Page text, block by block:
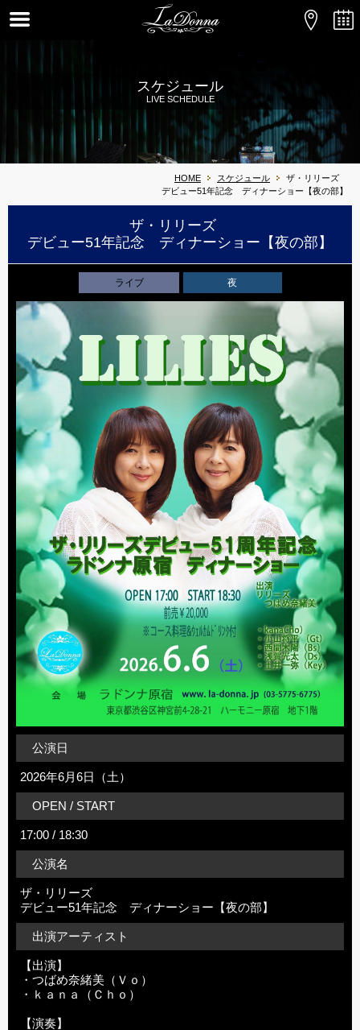
スケジュール
LIVE SCHEDULE
HOME スケジュール
ザ・リリーズ
デビュー51年記念 ディナーショー【夜の部】
ザ・リリーズ
デビュー51年記念 ディナーショー【夜の部】
ライブ 夜
公演日
2026年6月6日（土）
OPEN / START
17:00 / 18:30
公演名
ザ・リリーズ
デビュー51年記念 ディナーショー【夜の部】
出演アーティスト
【出演】
・つばめ奈緒美（Ｖｏ）
・ｋａｎａ（Ｃｈｏ）
【演奏】